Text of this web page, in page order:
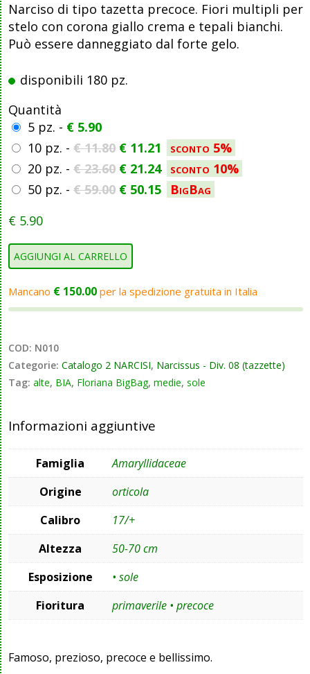
Narciso di tipo tazetta precoce. Fiori multipli per
stelo con corona giallo crema e tepali bianchi.
Può essere danneggiato dal forte gelo.
disponibili 180 pz.
Quantità
5 pz. - € 5.90
10 pz. - €11.80 € 11.21
sconto 5%
20 pz. - €23.60 € 21.24 sconto 10%
50 pz. - €59.00 € 50.15
BigBag
€ 5.90
AGGIUNGI AL CARRELLO
Mancano € 150.00 per la spedizione gratuita in Italia
COD: N010
Categorie: Catalogo 2 NARCISI, Narcissus - Div. 08 (tazzette)
Tag: alte, BIA, Floriana BigBag, medie, sole
Informazioni aggiuntive
Famiglia
Amaryllidaceae
Origine
orticola
Calibro
17/+
Altezza
50-70 cm
Esposizione
• sole
Fioritura
primaverile • precoce
Famoso, prezioso, precoce e bellissimo.